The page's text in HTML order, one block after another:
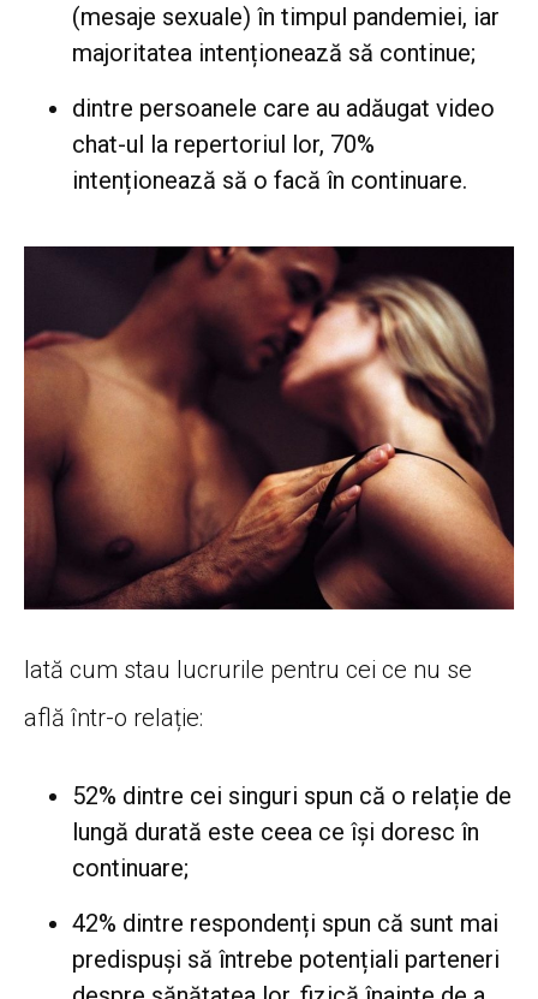
(mesaje sexuale) în timpul pandemiei, iar
majoritatea intenționează să continue;
dintre persoanele care au adăugat video
chat-ul la repertoriul lor, 70%
intenționează să o facă în continuare.
Iată cum stau lucrurile pentru cei ce nu se
află într-o relație:
52% dintre cei singuri spun că o relație de
lungă durată este ceea ce își doresc în
continuare;
42% dintre respondenți spun că sunt mai
predispuși să întrebe potențiali parteneri